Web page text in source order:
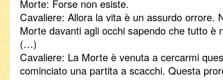
Morte: Forse non esiste.
Cavaliere: Allora la vita è un assurdo orrore.
Morte davanti agli occhi sapendo che tutto è
(…)
Cavaliere: La Morte è venuta a cercarmi
cominciato una partita a scacchi. Questa